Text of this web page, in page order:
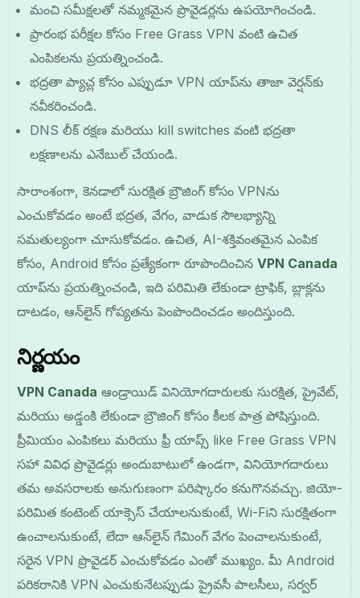
మంచి సమీక్షలతో నమ్మకమైన ప్రొవైడర్లను ఉపయోగించండి.
ప్రారంభ పరీక్షల కోసం Free Grass VPN వంటి ఉచిత
ఎంపికలను ప్రయత్నించండి.
భద్రతా ప్యాచ్ల కోసం ఎప్పుడూ VPN యాప్‌ను తాజా వెర్షన్‌కు
నవీకరించండి.
DNS లీక్ రక్షణ మరియు kill switches వంటి భద్రతా
లక్షణాలను ఎనేబుల్ చేయండి.
సారాంశంగా, కెనడాలో సురక్షిత బ్రౌజింగ్ కోసం VPNను
ఎంచుకోవడం అంటే భద్రత, వేగం, వాడుక సౌలభ్యాన్ని
సమతుల్యంగా చూసుకోవడం. ఉచిత, AI-శక్తివంతమైన ఎంపిక
కోసం, Android కోసం ప్రత్యేకంగా రూపొందించినVPN Canada
యాప్‌ను ప్రయత్నించండి, ఇది పరిమితి లేకుండా ట్రాఫిక్, బ్లాక్లను
దాటడం, ఆన్‌లైన్ గోప్యతను పెంపొందించడం అందిస్తుంది.
నిర్ణయం
VPN Canada ఆండ్రాయిడ్ వినియోగదారులకు సురక్షిత, ప్రైవేట్,
మరియు అడ్డంకి లేకుండా బ్రౌజింగ్ కోసం కీలక పాత్ర పోషిస్తుంది.
ప్రీమియం ఎంపికలు మరియు ఫ్రీ యాప్స్ like Free Grass VPN
సహా వివిధ ప్రొవైడర్లు అందుబాటులో ఉండగా, వినియోగదారులు
తమ అవసరాలకు అనుగుణంగా పరిష్కారం కనుగొనవచ్చు. జియో-
పరిమిత కంటెంట్ యాక్సెస్ చేయాలనుకుంటే, Wi-Fiని సురక్షితంగా
ఉంచాలనుకుంటే, లేదా ఆన్‌లైన్ గేమింగ్ వేగం పెంచాలనుకుంటే,
సరైన VPN ప్రొవైడర్ ఎంచుకోవడం ఎంతో ముఖ్యం. మీ Android
పరికరానికి VPN ఎంచుకునేటప్పుడు ప్రైవసీ పాలసీలు, సర్వర్